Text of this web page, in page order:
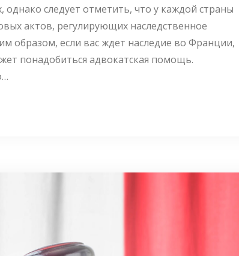
однако следует отметить, что у каждой страны
актов, регулирующих наследственное
образом, если вас ждет наследие во Франции,
понадобиться адвокатская помощь.